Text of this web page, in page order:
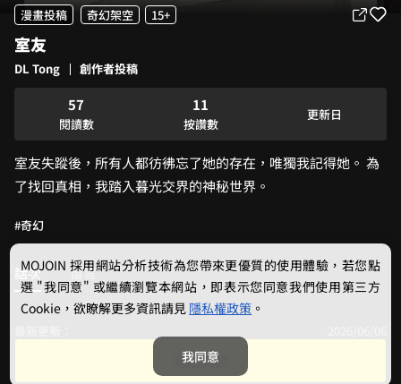
漫畫投稿 奇幻架空 15+
室友
DL Tong 創作者投稿
0
1
3
4
5
6
7
8
9
2
3
5
6
7
8
9
閱讀數
0
1
2
3
4
5
8
9
0
1
2
3
4
5
8
9
按讚數
更新日
室友失蹤後，所有人都彷彿忘了她的存在，唯獨我記得她。 為
了找回真相，我踏入暮光交界的神秘世界。
#奇幻
話次 留言
開始閱讀
MOJOIN 採用網站分析技術為您帶來更優質的使用體驗，若您點
選 "我同意" 或繼續瀏覽本網站，即表示您同意我們使用第三方
Cookie，欲瞭解更多資訊請見 隱私權政策 。
我同意